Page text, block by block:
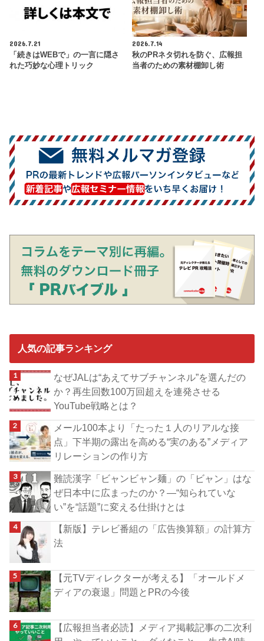
2026.7.21
「続きはWEBで」の一言に隠さ
れた巧妙な心理トリック
2026.7.14
秋のPRネタ切れを防ぐ、広報担
当者のための素材棚卸し術
人気の記事ランキング
なぜJALは“あえてサブチャンネル”を選んだの
か？再生回数100万回超えを連発させる
YouTube戦略とは？
メール100本より「たった１人のリアルな接
点」下半期の露出を高める“実のある”メディア
リレーションの作り方
難読漢字「ビャンビャン麺」の「ビャン」はな
ぜ日本中に広まったのか？―“知られていな
い”を“話題”に変える仕掛けとは
【新版】テレビ番組の「広告換算額」の計算方
法
【元TVディレクターが考える】「オールドメ
ディアの衰退」問題とPRの今後
【広報担当者必読】メディア掲載記事の二次利